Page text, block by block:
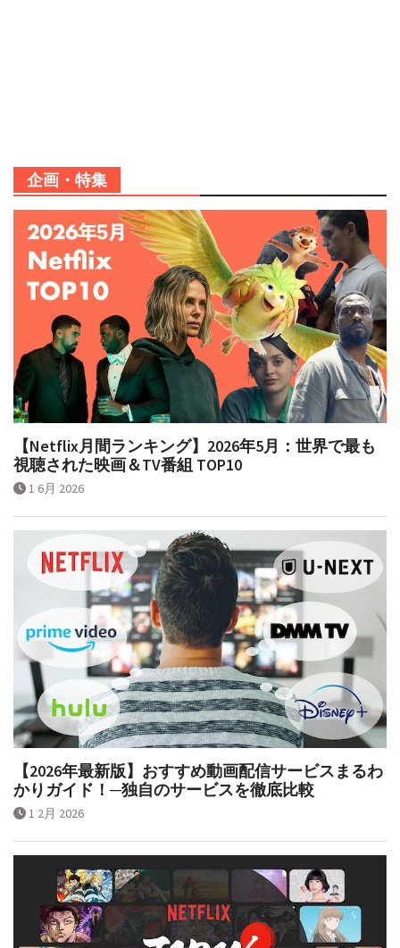
企画・特集
【Netflix月間ランキング】2026年5月：世界で最も
視聴された映画＆TV番組 TOP10
1 6月 2026
【2026年最新版】おすすめ動画配信サービスまるわ
かりガイド！─独自のサービスを徹底比較
1 2月 2026